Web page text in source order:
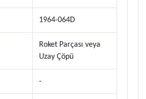
1964-064D
Roket Parçası veya
Uzay Çöpü
-